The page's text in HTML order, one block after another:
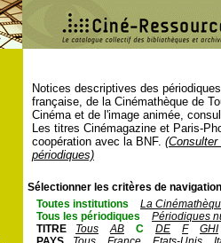
Notices descriptives des
française, de la Cinémathèque de
Cinéma et de l'image animée,
Les titres Cinémagazine et Paris-
coopération avec la BNF.
périodiques)
Sélectionner les critères de
Toutes institutions
La
Tous les périodiques
Périodiques
TITRE
Tous AB C DE F
GHI